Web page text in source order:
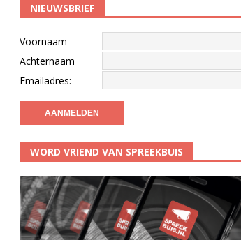
NIEUWSBRIEF
Voornaam
Achternaam
Emailadres:
WORD VRIEND VAN SPREEKBUIS